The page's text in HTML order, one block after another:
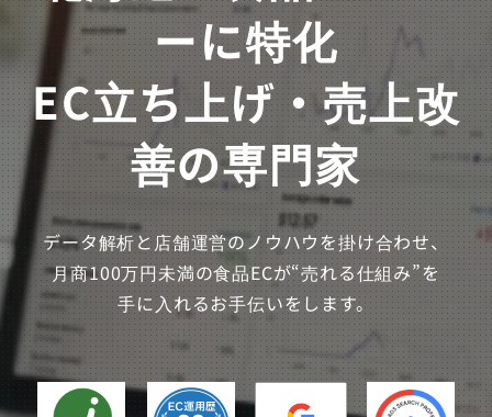
ーに特化
EC立ち上げ・売上改
善の専門家
データ解析と店舗運営のノウハウを掛け合わせ、
月商100万円未満の食品ECが“売れる仕組み”を
手に入れるお手伝いをします。